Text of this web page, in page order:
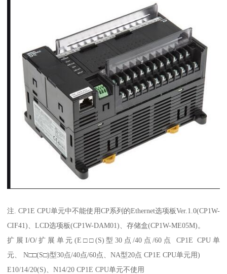
注. CP1E CPU单元中不能使用CP系列的Ethernet选项板Ver.1.0(CP1W-
CIF41)、LCD选项板(CP1W-DAM01)、存储盒(CP1W-ME05M)。
扩展I/O/扩展单元(E□□(S)型30点/40点/60点 CP1E CPU单
元、 N□□(S□)型30点/40点/60点、NA型20点 CP1E CPU单元用)
E10/14/20(S)、N14/20 CP1E CPU单元不使用